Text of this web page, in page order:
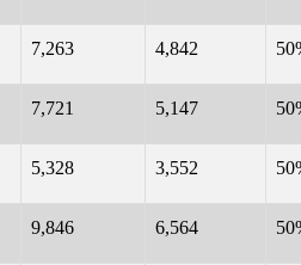
7,263 4,842
7,721 5,147
5,328 3,552
9,846 6,564